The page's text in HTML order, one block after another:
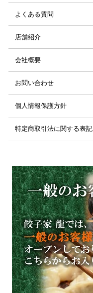
よくある質問
店舗紹介
会社概要
お問い合わせ
個人情報保護方針
特定商取引法に関する表記